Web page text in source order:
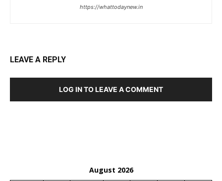
https://whattodaynew.in
LEAVE A REPLY
LOG IN TO LEAVE A COMMENT
August 2026